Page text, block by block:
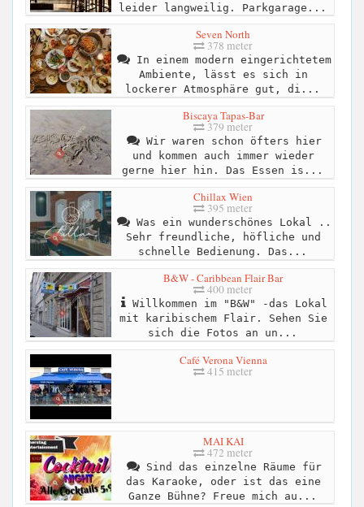
leider langweilig. Parkgarage...
Seven North
378 meter
In einem modern eingerichtetem
Ambiente, lässt es sich in
lockerer Atmosphäre gut, di...
Biscaya Tapas-Bar
379 meter
Wir waren schon öfters hier
und kommen auch immer wieder
gerne hier hin. Das Essen is...
Chillax Wien
395 meter
Was ein wunderschönes Lokal ..
Sehr freundliche, höfliche und
schnelle Bedienung. Das...
B&W - Caribbean Flair Bar
400 meter
Willkommen im "B&W" -das Lokal
mit karibischem Flair. Sehen Sie
sich die Fotos an un...
Café Verona Vienna
415 meter
MAI KAI
472 meter
Sind das einzelne Räume für
das Karaoke, oder ist das eine
Ganze Bühne? Freue mich au...